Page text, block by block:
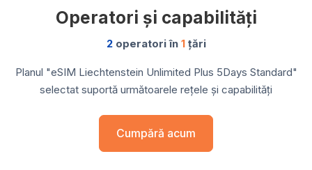
Operatori și capabilități
2operatori în 1țări
Planul "eSIM Liechtenstein Unlimited Plus 5Days Standard"
selectat suportă următoarele rețele și capabilități
Cumpără acum